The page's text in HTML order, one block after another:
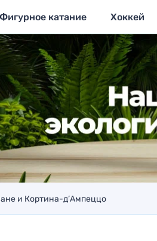
Фигурное катание Хоккей
и Кортина-д’Ампеццо